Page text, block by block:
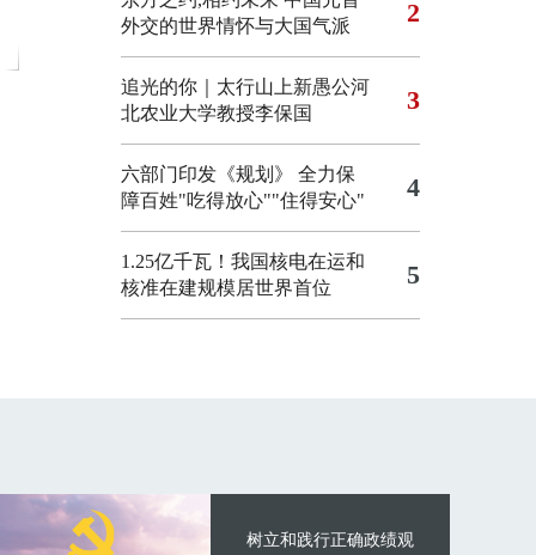
外交的世界情怀与大国气派
2
追光的你｜太行山上新愚公河
北农业大学教授李保国
3
六部门印发《规划》 全力保
障百姓"吃得放心""住得安心"
4
1.25亿千瓦！我国核电在运和
核准在建规模居世界首位
5
树立和践行正确政绩观